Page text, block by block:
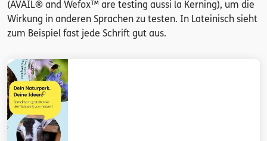
(AVAIL® and Wefox™ are testing aussi la Kerning), um die
Wirkung in anderen Sprachen zu testen. In Lateinisch sieht
zum Beispiel fast jede Schrift gut aus.